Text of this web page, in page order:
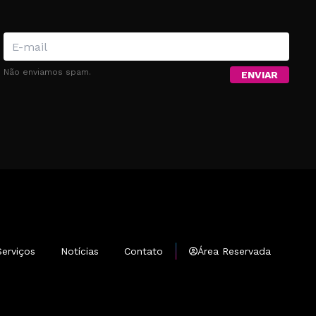
Não enviamos spam. ENVIAR
Notícias Contato Área Reservada